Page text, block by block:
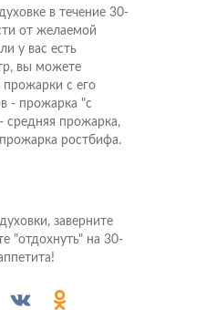
в течение 30-
от желаемой
у вас есть
вы можете
прожарки с его
- прожарка "с
средняя прожарка,
ростбифа.
заверните
"отдохнуть" на 30-
и предложений
только самое важное